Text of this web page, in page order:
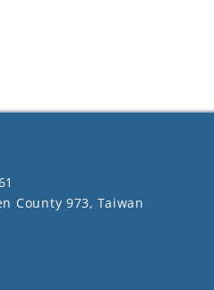
County 973, Taiwan